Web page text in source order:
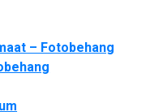
– Fotobehang